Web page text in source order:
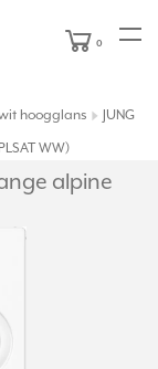
0
hoogglans
JUNG
WW)
alpine